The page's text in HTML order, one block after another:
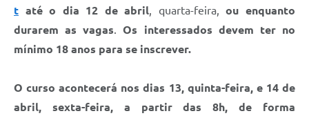
t até o dia 12 de abril, quarta-feira,ou enquanto
durarem as vagas.Os interessados devem ter no
mínimo 18 anos para se inscrever.
O curso acontecerá nos dias 13, quinta-feira, e 14 de
abril, sexta-feira, a partir das 8h, de forma